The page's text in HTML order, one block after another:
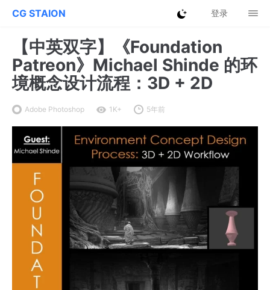
CG STAION 登录
【中英双字】《Foundation
Patreon》Michael Shinde 的环
境概念设计流程：3D + 2D
Adobe Photoshop 1K+ 5年前